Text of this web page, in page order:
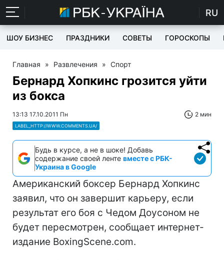
RU
ШОУ БИЗНЕС ПРАЗДНИКИ СОВЕТЫ ГОРОСКОПЫ
Главная » Развлечения » Спорт
Бернард Хопкинс грозится уйти
из бокса
13:13 17.10.2011 Пн 2 мин
LABEL_HTTP://WWW.COMMENTS.UA/
Будь в курсе, а не в шоке! Добавь
содержание своей ленте вместе с РБК-
Украина в Google
Американский боксер Бернард Хопкинс
заявил, что он завершит карьеру, если
результат его боя с Чедом Доусоном не
будет пересмотрен, сообщает интернет-
издание BoxingScene.com.